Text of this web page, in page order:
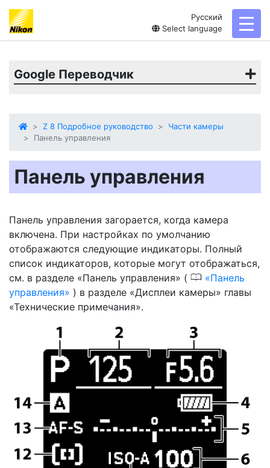
Русский
Select language
Google Переводчик
Z 8 Подробное руководство
Части камеры
Панель управления
Панель управления
Панель управления загорается, когда камера
включена. При настройках по умолчанию
отображаются следующие индикаторы. Полный
список индикаторов, которые могут отображаться,
см. в разделе «Панель управления» ( 0
Панель
управления
) в разделе «Дисплеи камеры» главы
«Технические примечания».